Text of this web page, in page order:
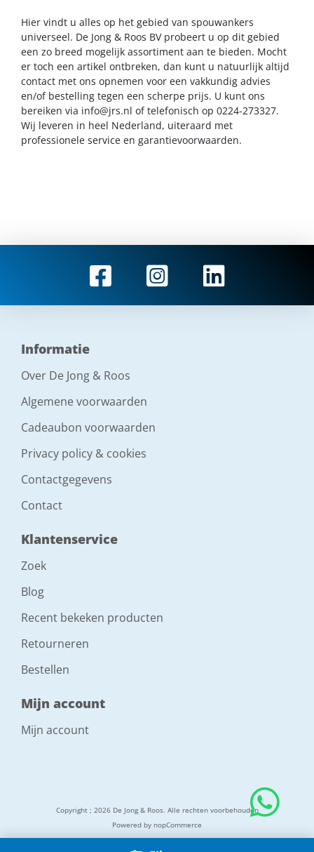
Hier vindt u alles op het gebied van spouwankers
universeel. De Jong & Roos BV probeert u op dit gebied
een zo breed mogelijk assortiment aan te bieden. Mocht
er toch een artikel ontbreken, dan kunt u natuurlijk altijd
contact met ons opnemen voor een vakkundig advies
en/of bestelling tegen een scherpe prijs. U kunt ons
bereiken via info@jrs.nl of telefonisch op 0224-273327.
Wij leveren in heel Nederland, uiteraard met
professionele service en garantievoorwaarden.
Informatie
Over De Jong & Roos
Algemene voorwaarden
Cadeaubon voorwaarden
Privacy policy & cookies
Contactgegevens
Contact
Klantenservice
Zoek
Blog
Recent bekeken producten
Retourneren
Bestellen
Mijn account
Mijn account
Copyright ; 2026 De Jong & Roos. Alle rechten voorbehouden
Powered by nopCommerce